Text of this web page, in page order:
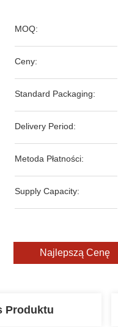
MOQ:
Ceny:
Standard Packaging:
Delivery Period:
Metoda Płatności:
Supply Capacity:
Najlepszą Cenę
Produktu